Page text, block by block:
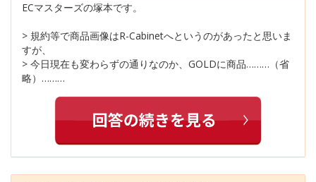
ECマスターズの塚本です。
> 規約等で商品画像はR-Cabinetへというのがあったと思いま
すが、
> 今日現在も変わらずの通りなのか、GOLDに商品………（省
略）………